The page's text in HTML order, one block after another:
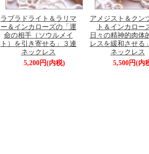
ラブラドライト＆ラリマ
ー＆インカローズの「運
命の相手（ソウルメイ
ト）を引き寄せる」３連
ネックレス
5,200円(内税)
アメジスト＆クン
ト＆インカロー
日々の精神的肉体
レスを緩和させる
ネックレス
5,500円(内